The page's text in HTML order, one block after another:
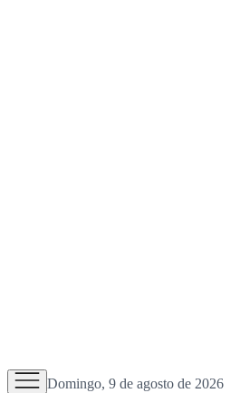
Domingo, 9 de agosto de 2026